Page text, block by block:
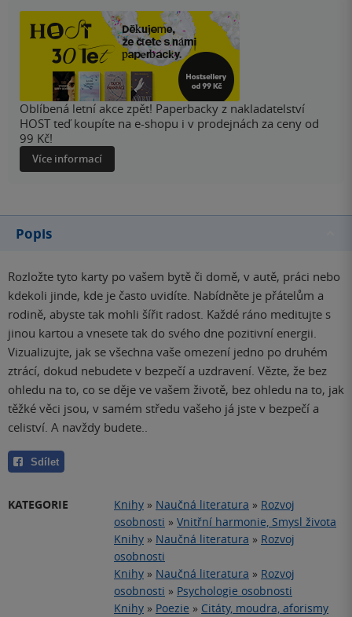
Oblíbená letní akce zpět! Paperbacky z nakladatelství
HOST teď koupíte na e-shopu i v prodejnách za ceny od
99 Kč!
Více informací
Popis
Rozložte tyto karty po vašem bytě či domě, v autě, práci nebo
kdekoli jinde, kde je často uvidíte. Nabídněte je přátelům a
rodině, abyste tak mohli šířit radost. Každé ráno meditujte s
jinou kartou a vnesete tak do svého dne pozitivní energii.
Vizualizujte, jak se všechna vaše omezení jedno po druhém
ztrácí, dokud nebudete v bezpečí a uzdravení. Vězte, že bez
ohledu na to, co se děje ve vašem životě, bez ohledu na to, jak
těžké věci jsou, v samém středu vašeho já jste v bezpečí a
celiství. A navždy budete..
Sdílet
KATEGORIE Knihy » Naučná literatura » Rozvoj
osobnosti » Vnitřní harmonie, Smysl života
Knihy » Naučná literatura » Rozvoj
osobnosti
Knihy » Naučná literatura » Rozvoj
osobnosti » Psychologie osobnosti
Knihy » Poezie » Citáty, moudra, aforismy